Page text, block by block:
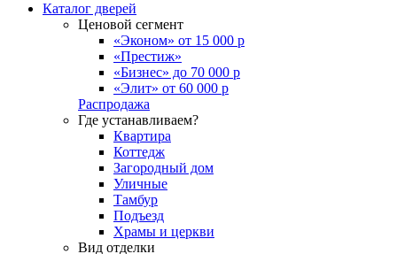
Каталог дверей
Ценовой сегмент
«Эконом» от 15 000 р
«Престиж»
«Бизнес» до 70 000 р
«Элит» от 60 000 р
Распродажа
Где устанавливаем?
Квартира
Коттедж
Загородный дом
Уличные
Тамбур
Подъезд
Храмы и церкви
Вид отделки